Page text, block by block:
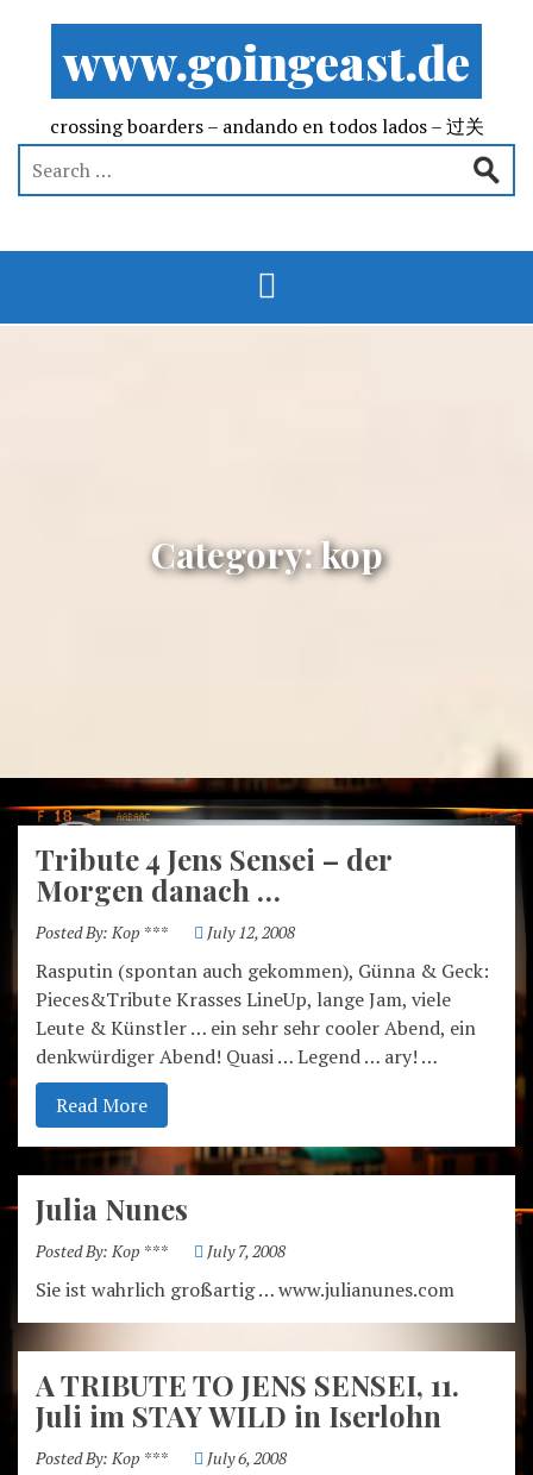
www.goingeast.de
crossing boarders – andando en todos lados – 过关
Category:kop
kop – crossing boarders
Tribute 4 Jens Sensei – der
Morgen danach …
Posted By: Kop *** July 12, 2008
Rasputin (spontan auch gekommen), Günna & Geck:
Pieces&Tribute Krasses LineUp, lange Jam, viele
Leute & Künstler … ein sehr sehr cooler Abend, ein
denkwürdiger Abend! Quasi … Legend … ary! …
Read More
Julia Nunes
Posted By: Kop *** July 7, 2008
Sie ist wahrlich großartig … www.julianunes.com
A TRIBUTE TO JENS SENSEI, 11.
Juli im STAY WILD in Iserlohn
Posted By: Kop *** July 6, 2008